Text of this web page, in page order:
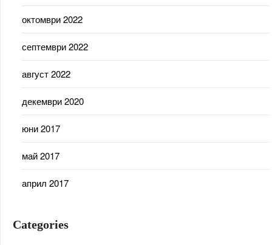
октомври 2022
септември 2022
август 2022
декември 2020
юни 2017
май 2017
април 2017
Categories